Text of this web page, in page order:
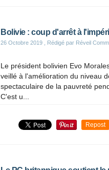
Bolivie : coup d'arrêt à
26 Octobre 2019 , Rédigé par Réveil
Le président bolivien Evo
veillé à l'amélioration du niveau
spectaculaire de la pauvreté
C'est u...
Repost